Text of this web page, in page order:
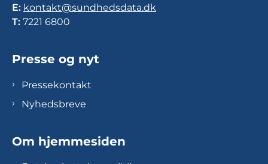
E: kontakt@sundhedsdata.dk
T: 7221 6800
Presse og nyt
Pressekontakt
Nyhedsbreve
Om hjemmesiden